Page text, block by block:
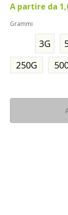
A partire da
Grammi
3G
250G